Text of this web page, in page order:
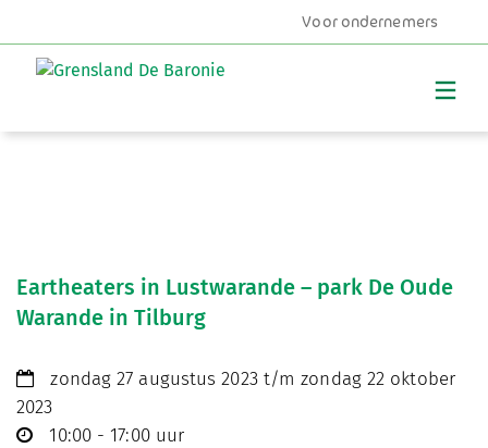
Voor ondernemers
Eartheaters in Lustwarande – park De Oude
Warande in Tilburg
zondag 27 augustus 2023 t/m zondag 22 oktober
2023
10:00 - 17:00 uur